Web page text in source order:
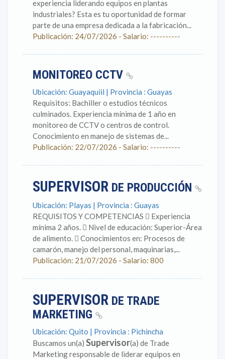
experiencia liderando equipos en plantas
industriales? Esta es tu oportunidad de formar
parte de una empresa dedicada a la fabricación...
Publicación: 24/07/2026 - Salario: ----------
MONITOREO CCTV
Ubicación: Guayaquiil | Provincia : Guayas
Requisitos: Bachiller o estudios técnicos
culminados. Experiencia mínima de 1 año en
monitoreo de CCTV o centros de control.
Conocimiento en manejo de sistemas de...
Publicación: 22/07/2026 - Salario: ----------
SUPERVISOR DE PRODUCCIÓN
Ubicación: Playas | Provincia : Guayas
REQUISITOS Y COMPETENCIAS  Experiencia
mínima 2 años.  Nivel de educación: Superior-Área
de alimento.  Conocimientos en: Procesos de
camarón, manejo del personal, maquinarias,...
Publicación: 21/07/2026 - Salario: 800
SUPERVISOR DE TRADE
MARKETING
Ubicación: Quito | Provincia : Pichincha
Buscamos un(a) Supervisor(a) de Trade
Marketing responsable de liderar equipos en